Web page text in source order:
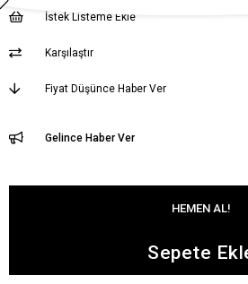
İstek Listeme Ekle
Karşılaştır
Fiyat Düşünce Haber Ver
Gelince Haber Ver